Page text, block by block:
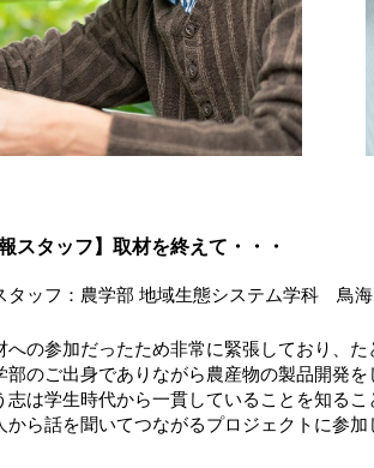
スタッフ】取材を終えて・・・
タッフ：農学部 地域生態システム学科 鳥
の参加だったため非常に緊張しており、
部のご出身でありながら農産物の製品開発
志は学生時代から一貫していることを知る
から話を聞いてつながるプロジェクトに参